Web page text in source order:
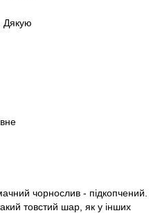
Дякую
чорнослив - підкопчений.
товстий шар, як у інших